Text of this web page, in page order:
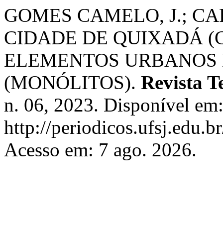
GOMES CAMELO, J.;
CIDADE DE QUIXADÁ
ELEMENTOS
(MONÓLITOS). Revista
n. 06, 2023. Disponível em:
http://
Acesso em: 7 ago. 2026.